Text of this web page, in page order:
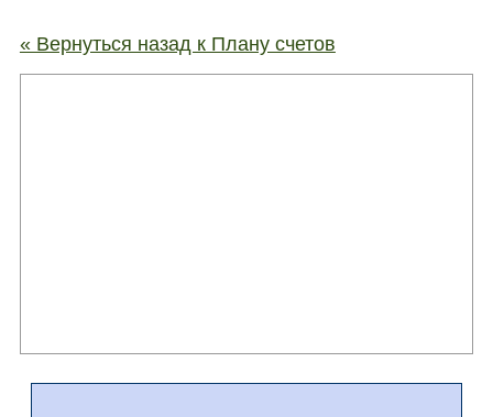
« Вернуться назад к Плану счетов